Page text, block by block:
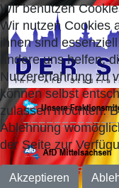
Wir benutzen
Wir nutzen Cookies
ihnen sind
andere uns helfen,
Nutzererfahrung zu
können selbst
zulassen möchten.
Ablehnung
der Seite zur
Akzeptieren